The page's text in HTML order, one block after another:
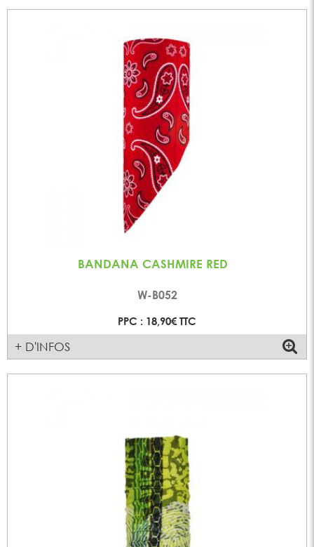
BANDANA CASHMIRE RED
W-B052
PPC : 18,90€ TTC
+ D'INFOS